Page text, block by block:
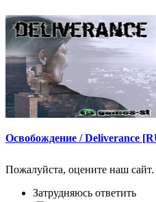
Освобождение / Deliverance
Пожалуйста, оцените наш сайт.
Затрудняюсь ответить